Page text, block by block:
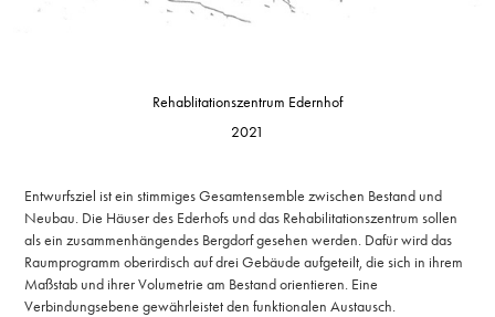
Rehablitationszentrum Edernhof
2021
Entwurfsziel ist ein stimmiges Gesamtensemble zwischen Bestand und
Neubau. Die Häuser des Ederhofs und das Rehabilitationszentrum sollen
als ein zusammenhängendes Bergdorf gesehen werden. Dafür wird das
Raumprogramm oberirdisch auf drei Gebäude aufgeteilt, die sich in ihrem
Maßstab und ihrer Volumetrie am Bestand orientieren. Eine
Verbindungsebene gewährleistet den funktionalen Austausch.